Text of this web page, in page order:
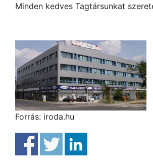
Minden kedves Tagtársunkat
Forrás: iroda.hu